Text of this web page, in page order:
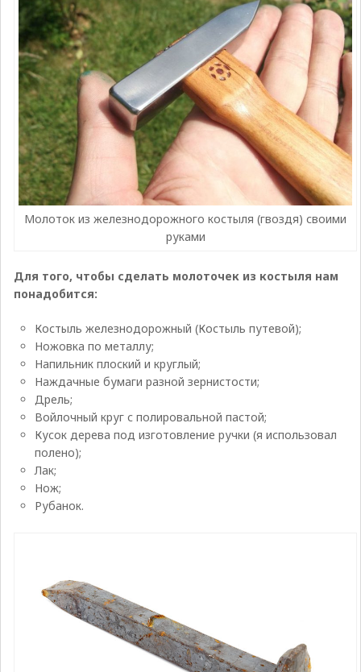
Молоток из железнодорожного костыля (гвоздя) своими
руками
Для того, чтобы сделать молоточек из костыля нам
понадобится:
Костыль железнодорожный (Костыль путевой);
Ножовка по металлу;
Напильник плоский и круглый;
Наждачные бумаги разной зернистости;
Дрель;
Войлочный круг с полировальной пастой;
Кусок дерева под изготовление ручки (я использовал
полено);
Лак;
Нож;
Рубанок.